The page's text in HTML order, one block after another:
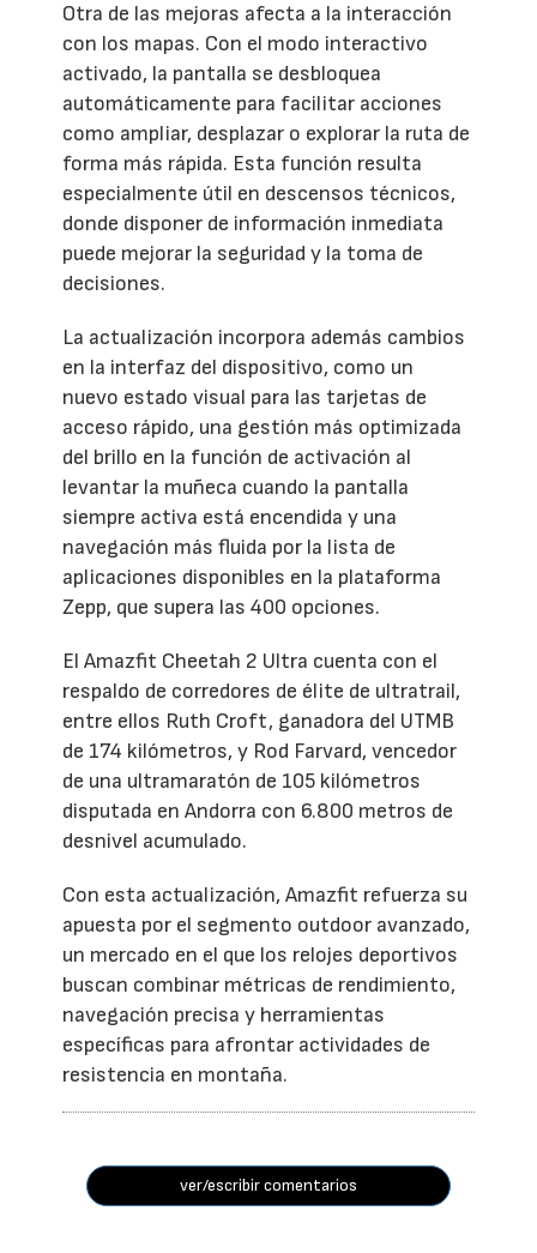
Otra de las mejoras afecta a la interacción
con los mapas. Con el modo interactivo
activado, la pantalla se desbloquea
automáticamente para facilitar acciones
como ampliar, desplazar o explorar la ruta de
forma más rápida. Esta función resulta
especialmente útil en descensos técnicos,
donde disponer de información inmediata
puede mejorar la seguridad y la toma de
decisiones.
La actualización incorpora además cambios
en la interfaz del dispositivo, como un
nuevo estado visual para las tarjetas de
acceso rápido, una gestión más optimizada
del brillo en la función de activación al
levantar la muñeca cuando la pantalla
siempre activa está encendida y una
navegación más fluida por la lista de
aplicaciones disponibles en la plataforma
Zepp, que supera las 400 opciones.
El Amazfit Cheetah 2 Ultra cuenta con el
respaldo de corredores de élite de ultratrail,
entre ellos Ruth Croft, ganadora del UTMB
de 174 kilómetros, y Rod Farvard, vencedor
de una ultramaratón de 105 kilómetros
disputada en Andorra con 6.800 metros de
desnivel acumulado.
Con esta actualización, Amazfit refuerza su
apuesta por el segmento outdoor avanzado,
un mercado en el que los relojes deportivos
buscan combinar métricas de rendimiento,
navegación precisa y herramientas
específicas para afrontar actividades de
resistencia en montaña.
ver/escribir comentarios